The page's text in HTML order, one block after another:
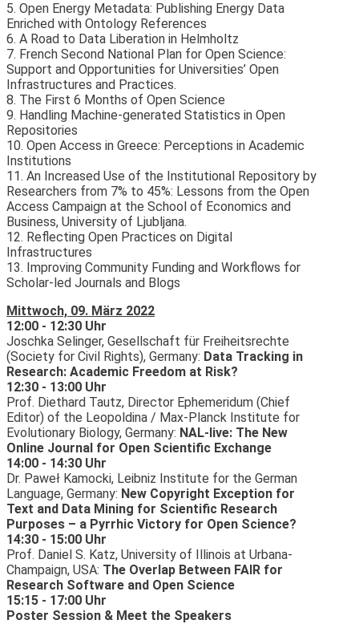
5. Open Energy Metadata: Publishing Energy Data
Enriched with Ontology References
6. A Road to Data Liberation in Helmholtz
7. French Second National Plan for Open Science:
Support and Opportunities for Universities’ Open
Infrastructures and Practices.
8. The First 6 Months of Open Science
9. Handling Machine-generated Statistics in Open
Repositories
10. Open Access in Greece: Perceptions in Academic
Institutions
11. An Increased Use of the Institutional Repository by
Researchers from 7% to 45%: Lessons from the Open
Access Campaign at the School of Economics and
Business, University of Ljubljana.
12. Reflecting Open Practices on Digital
Infrastructures
13. Improving Community Funding and Workflows for
Scholar-led Journals and Blogs
Mittwoch, 09. März 2022
12:00 - 12:30 Uhr
Joschka Selinger, Gesellschaft für Freiheitsrechte
(Society for Civil Rights), Germany: Data Tracking in
Research: Academic Freedom at Risk?
12:30 - 13:00 Uhr
Prof. Diethard Tautz, Director Ephemeridum (Chief
Editor) of the Leopoldina / Max-Planck Institute for
Evolutionary Biology, Germany: NAL-live: The New
Online Journal for Open Scientific Exchange
14:00 - 14:30 Uhr
Dr. Paweł Kamocki, Leibniz Institute for the German
Language, Germany: New Copyright Exception for
Text and Data Mining for Scientific Research
Purposes – a Pyrrhic Victory for Open Science?
14:30 - 15:00 Uhr
Prof. Daniel S. Katz, University of Illinois at Urbana-
Champaign, USA: The Overlap Between FAIR for
Research Software and Open Science
15:15 - 17:00 Uhr
Poster Session & Meet the Speakers